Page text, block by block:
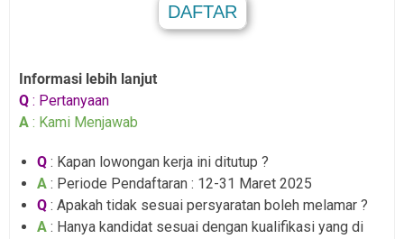
DAFTAR
.
Informasi lebih lanjut
Q : Pertanyaan
A : Kami Menjawab
Q : Kapan lowongan kerja ini ditutup ?
A : Periode Pendaftaran : 12-31 Maret 2025
Q : Apakah tidak sesuai persyaratan boleh melamar ?
A : Hanya kandidat sesuai dengan kualifikasi yang di